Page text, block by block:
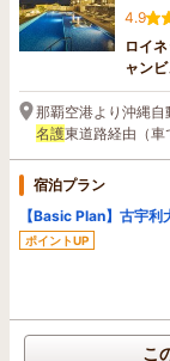
4.9
ロイ
ャン
那覇空港より沖縄自
名護東道路経由（車
宿泊プラン
【Basic Plan】古宇利
ポイントUP
こ